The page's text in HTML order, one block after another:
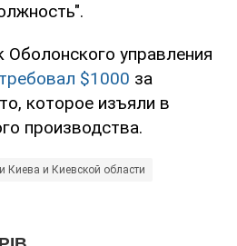
Оболонского управления
требовал $1000 за
которое изъяли в
производства.
Киева и Киевской области